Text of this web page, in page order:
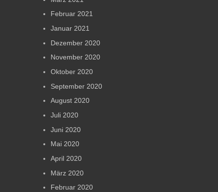
Februar 2021
Januar 2021
Dezember 2020
November 2020
Oktober 2020
September 2020
August 2020
Juli 2020
Juni 2020
Mai 2020
April 2020
März 2020
Februar 2020